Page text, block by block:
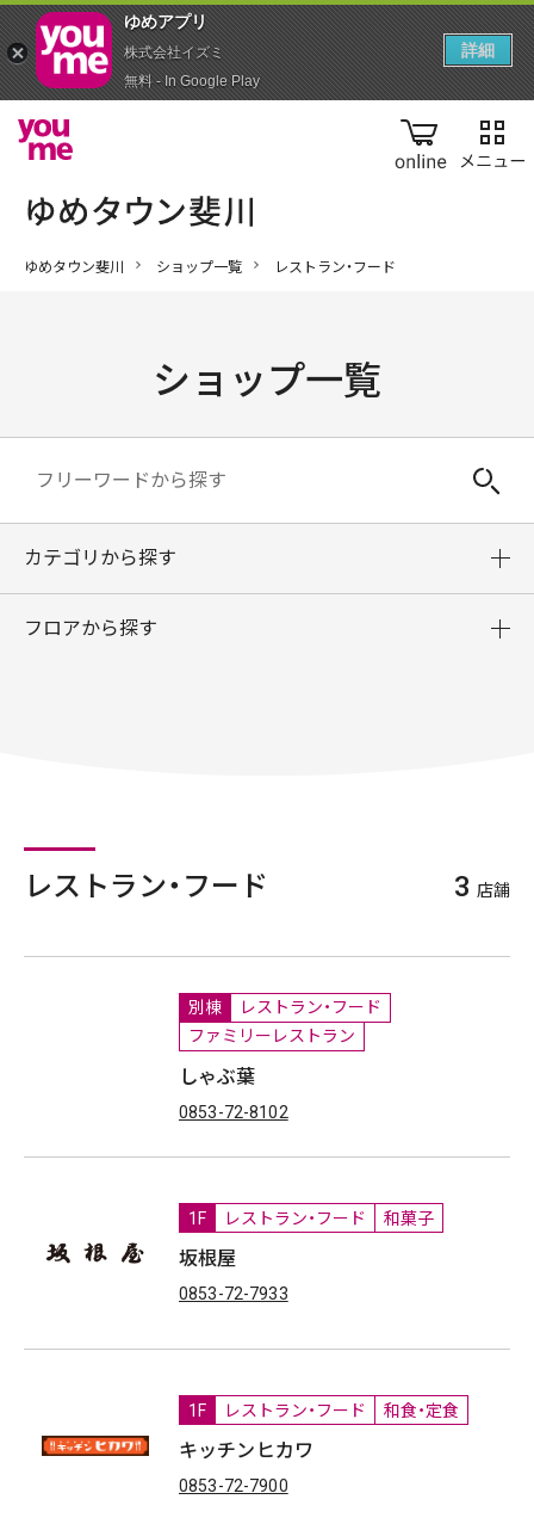
online
ゆめタウン斐川 ショップ一覧 レストラン・フード
ショップ一覧
カテゴリから探す
フロアから探す
レストラン・フード 3 店舗
別棟
レストラン・フード
ファミリーレストラン
しゃぶ葉
0853-72-8102
1F レストラン・フード 和菓子
坂根屋
0853-72-7933
1F レストラン・フード 和食・定食
キッチンヒカワ
0853-72-7900
ゆめアプ‪リ‬
株式会社イズミ
無料 - In Google Play
詳細